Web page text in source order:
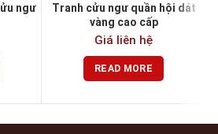
ngư
Tranh cửu ngư quần hội dát
vàng cao cấp
Giá liên hệ
READ MORE